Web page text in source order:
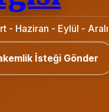
- Haziran - Eylül -
İsteği Gönder